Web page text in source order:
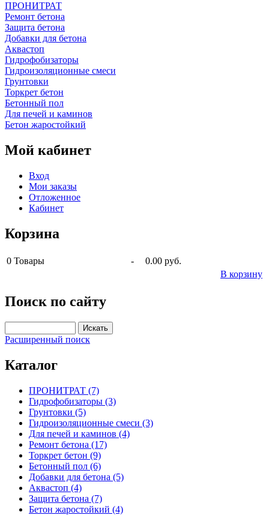
ПРОНИТРАТ
Ремонт бетона
Защита бетона
Добавки для бетона
Аквастоп
Гидрофобизаторы
Гидроизоляционные смеси
Грунтовки
Торкрет бетон
Бетонный пол
Для печей и каминов
Бетон жаростойкий
Мой кабинет
Вход
Мои заказы
Отложенное
Кабинет
Корзина
0 Товары -
0.00 руб.
В корзину
Поиск по сайту
Расширенный поиск
Каталог
ПРОНИТРАТ (7)
Гидрофобизаторы (3)
Грунтовки (5)
Гидроизоляционные смеси (3)
Для печей и каминов (4)
Ремонт бетона (17)
Торкрет бетон (9)
Бетонный пол (6)
Добавки для бетона (5)
Аквастоп (4)
Защита бетона (7)
Бетон жаростойкий (4)